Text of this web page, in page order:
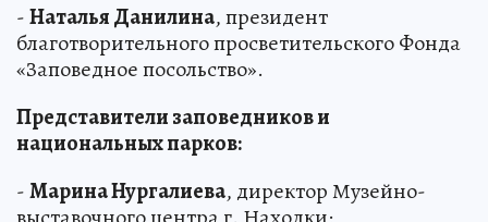
-Наталья Данилина, президент
благотворительного просветительского Фонда
«Заповедное посольство».
Представители заповедников и
национальных парков:
-Марина Нургалиева, директор Музейно-